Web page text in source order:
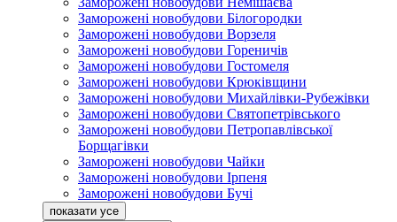
Заморожені новобудови Білогородки
Заморожені новобудови Ворзеля
Заморожені новобудови Гореничів
Заморожені новобудови Гостомеля
Заморожені новобудови Крюківщини
Заморожені новобудови Михайлівки-Рубежівки
Заморожені новобудови Святопетрівського
Заморожені новобудови Петропавлівської
Борщагівки
Заморожені новобудови Чайки
Заморожені новобудови Ірпеня
Заморожені новобудови Бучі